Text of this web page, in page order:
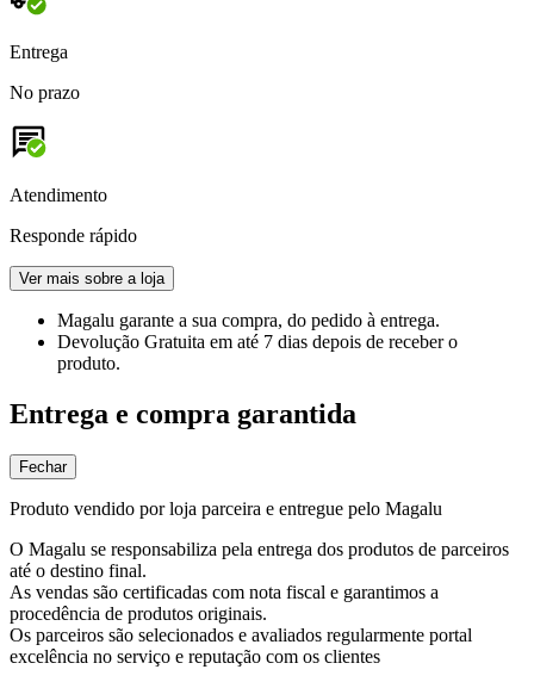
Entrega
No prazo
Atendimento
Responde rápido
Ver mais sobre a loja
Magalu garante a sua compra, do pedido à entrega.
Devolução Gratuita em até 7 dias depois de receber o
produto.
Entrega e compra garantida
Fechar
Produto vendido por loja parceira e entregue pelo Magalu
O Magalu se responsabiliza pela entrega dos produtos de parceiros
até o destino final.
As vendas são certificadas com nota fiscal e garantimos a
procedência de produtos originais.
Os parceiros são selecionados e avaliados regularmente portal
excelência no serviço e reputação com os clientes